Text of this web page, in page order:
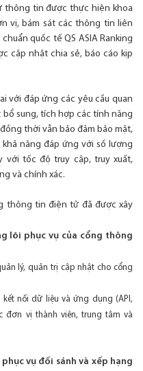
thông tin được thực hiện khoa
vị, bám sát các thông tin liên
quốc tế QS ASIA Ranking
cập nhật chia sẻ, báo cáo kịp
với đáp ứng các yêu cầu quan
sung, tích hợp các tính năng
thời vẫn bảo đảm bảo mật,
năng đáp ứng với số lượng
với tốc độ truy cập, truy xuất,
và chính xác.
thông tin điện tử đã được xây
lõi phục vụ của cổng thông
lý, quản trị cập nhật cho cổng
nối dữ liệu và ứng dụng (API,
đơn vị thành viên, trung tâm và
vụ đối sánh và xếp hạng